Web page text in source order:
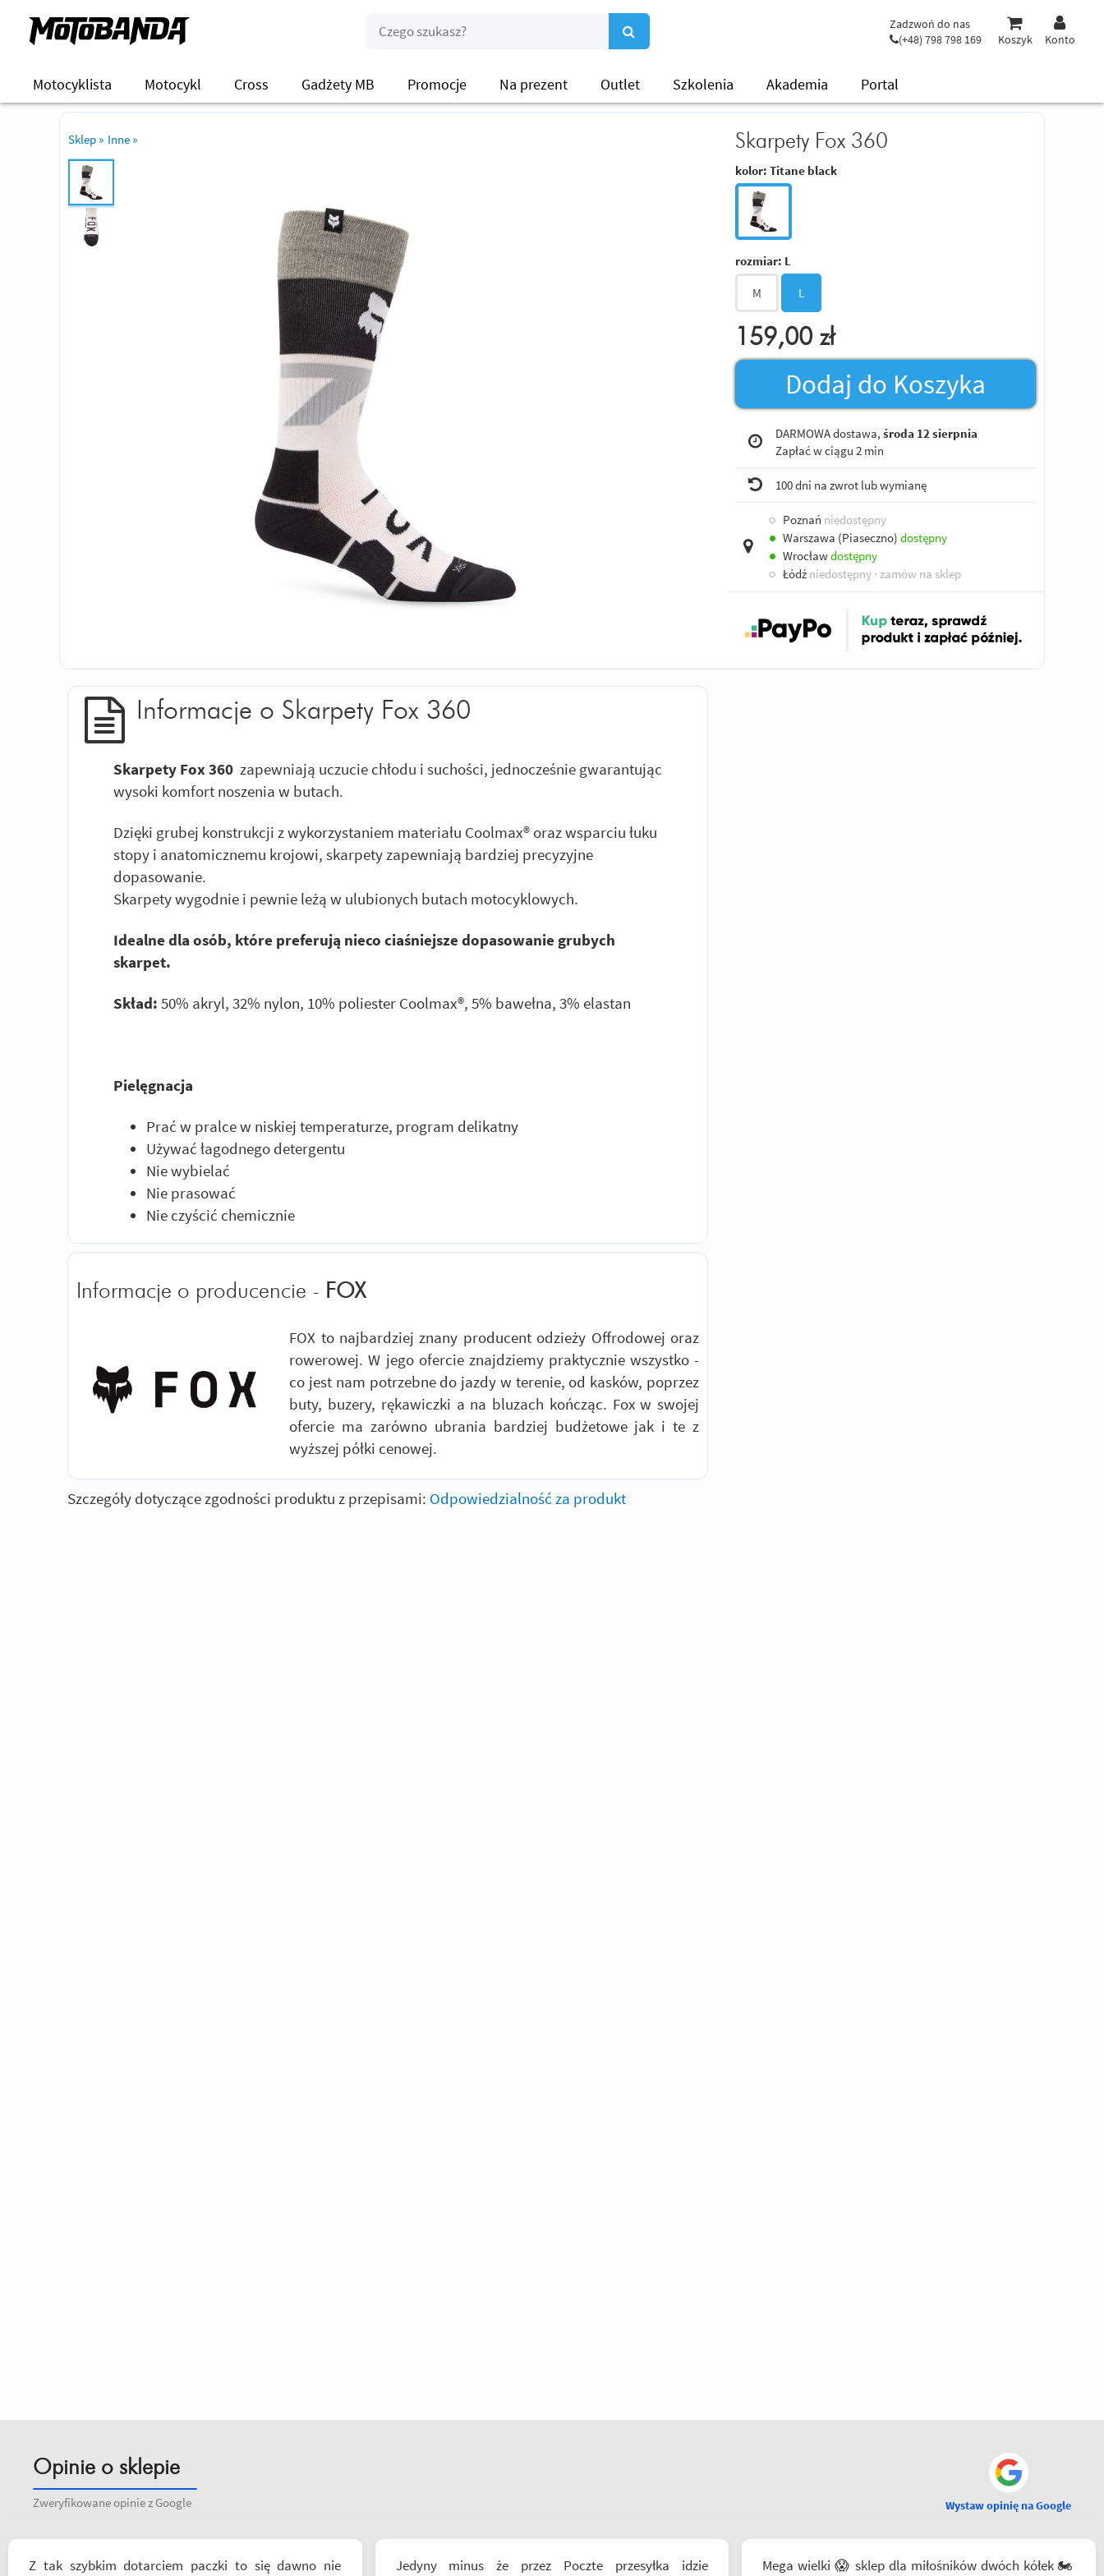
Zadzwoń do nas
(+48) 798 798 169
Koszyk Konto
Motocyklista Motocykl Cross Gadżety MB Promocje Na prezent Outlet Szkolenia Akademia Portal
Sklep » Inne » Skarpety Fox 360
kolor: Titane black
rozmiar: L
M L
159,00 zł
Dodaj do Koszyka
DARMOWA dostawa, środa 12 sierpnia
Zapłać w ciągu 2 min
100 dni na zwrot lub wymianę
○ Poznań niedostępny
● Warszawa (Piaseczno) dostępny
● Wrocławdostępny
○ Łódź niedostępny · zamów na sklep
Informacje o Skarpety Fox 360
Skarpety Fox 360 zapewniają uczucie chłodu i suchości, jednocześnie gwarantując
wysoki komfort noszenia w butach.
Dzięki grubej konstrukcji z wykorzystaniem materiału Coolmax® oraz wsparciu łuku
stopy i anatomicznemu krojowi, skarpety zapewniają bardziej precyzyjne
dopasowanie.
Skarpety wygodnie i pewnie leżą w ulubionych butach motocyklowych.
Idealne dla osób, które preferują nieco ciaśniejsze dopasowanie grubych
skarpet.
Skład: 50% akryl, 32% nylon, 10% poliester Coolmax®, 5% bawełna, 3% elastan
Pielęgnacja
Prać w pralce w niskiej temperaturze, program delikatny
Używać łagodnego detergentu
Nie wybielać
Nie prasować
Nie czyścić chemicznie
Informacje o producencie - FOX
FOX to najbardziej znany producent odzieży Offrodowej oraz
rowerowej. W jego ofercie znajdziemy praktycznie wszystko -
co jest nam potrzebne do jazdy w terenie, od kasków, poprzez
buty, buzery, rękawiczki a na bluzach kończąc. Fox w swojej
ofercie ma zarówno ubrania bardziej budżetowe jak i te z
wyższej półki cenowej.
Szczegóły dotyczące zgodności produktu z przepisami: Odpowiedzialność za produkt
Opinie o sklepie
Zweryfikowane opinie z Google Wystaw opinię na Google
Z tak szybkim dotarciem paczki to się dawno nie
Jedyny minus że przez Poczte przesyłka idzie
Mega wielki 😱 sklep dla miłośników dwóch kółek 🏍️